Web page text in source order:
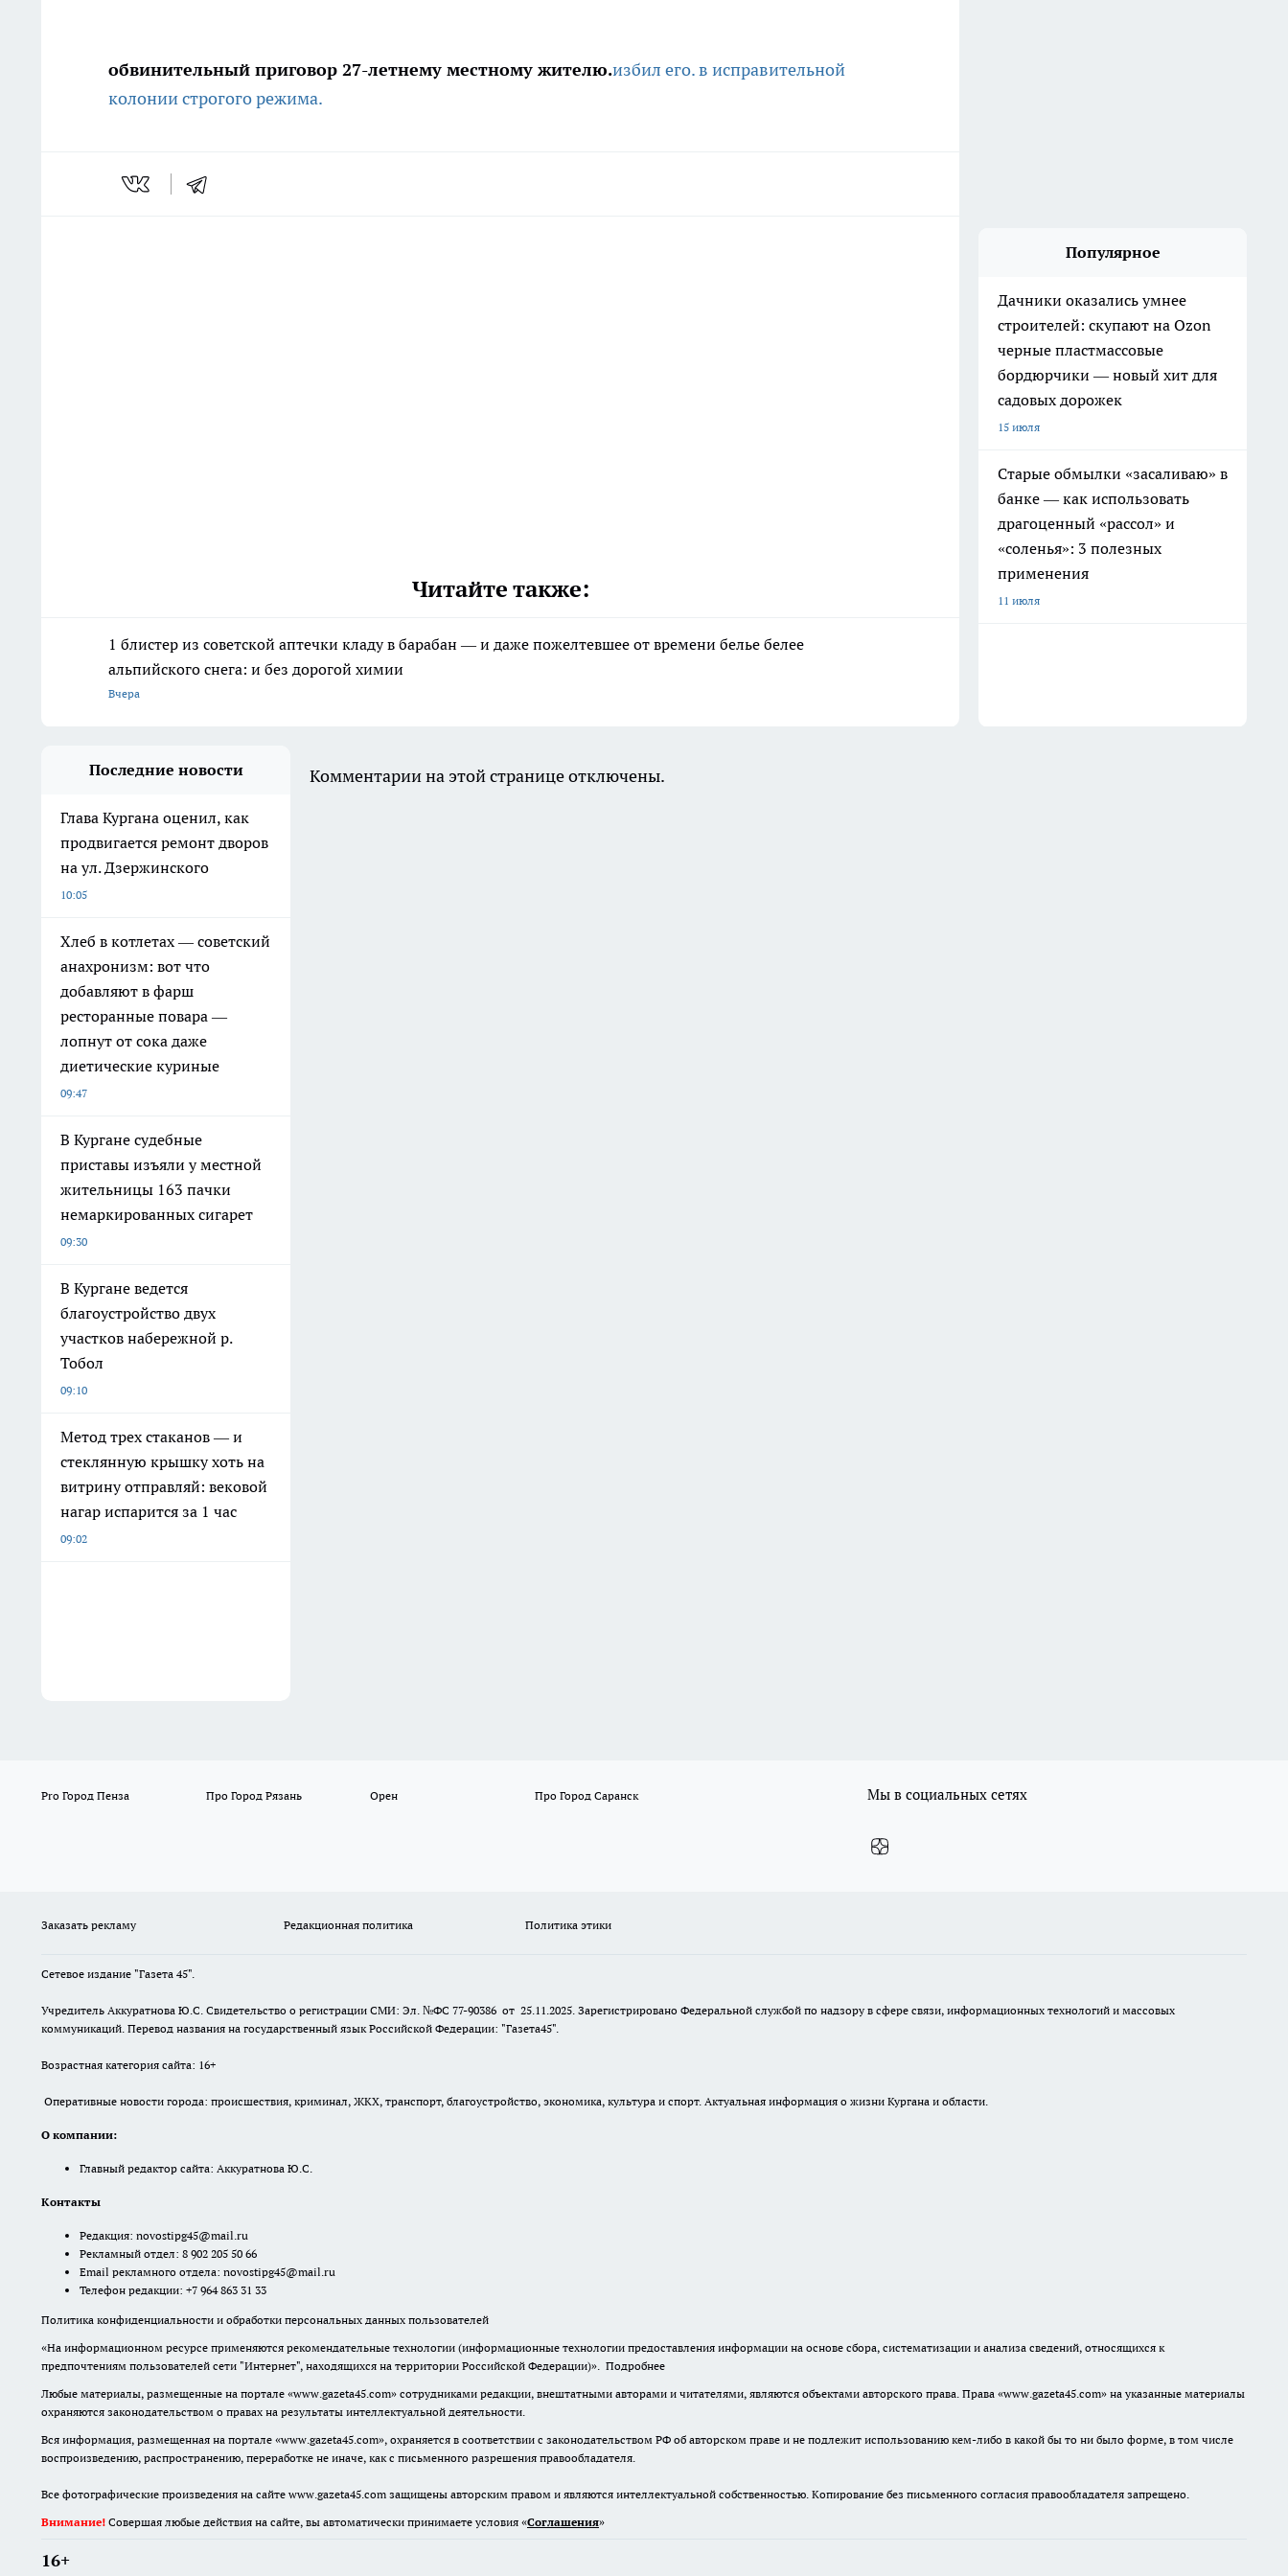
обвинительный приговор 27-летнему местному жителю.избил его.в исправительной
колонии строгого режима.
Читайте также:
1 блистер из советской аптечки кладу в барабан — и даже пожелтевшее от времени белье белее
альпийского снега: и без дорогой химии
Вчера
Популярное
Дачники оказались умнее
строителей: скупают на Ozon
черные пластмассовые
бордюрчики — новый хит для
садовых дорожек
15 июля
Старые обмылки «засаливаю» в
банке — как использовать
драгоценный «рассол» и
«соленья»: 3 полезных
применения
11 июля
Последние новости
Глава Кургана оценил, как
продвигается ремонт дворов
на ул. Дзержинского
10:05
Хлеб в котлетах — советский
анахронизм: вот что
добавляют в фарш
ресторанные повара —
лопнут от сока даже
диетические куриные
09:47
В Кургане судебные
приставы изъяли у местной
жительницы 163 пачки
немаркированных сигарет
09:30
В Кургане ведется
благоустройство двух
участков набережной р.
Тобол
09:10
Метод трех стаканов — и
стеклянную крышку хоть на
витрину отправляй: вековой
нагар испарится за 1 час
09:02
Комментарии на этой странице отключены.
Pro Город Пенза Про Город Рязань Орен Про Город Саранск Мы в социальных сетях
Заказать рекламу Редакционная политика Политика этики
Сетевое издание "Газета 45".
Учредитель Аккуратнова Ю.С. Свидетельство о регистрации СМИ: Эл. №ФС 77-90386 от 25.11.2025. Зарегистрировано Федеральной службой по надзору в сфере связи, информационных технологий и массовых
коммуникаций. Перевод названия на государственный язык Российской Федерации: "Газета45".
Возрастная категория сайта: 16+
Оперативные новости города: происшествия, криминал, ЖКХ, транспорт, благоустройство, экономика, культура и спорт. Актуальная информация о жизни Кургана и области.
О компании:
Главный редактор сайта: Аккуратнова Ю.С.
Контакты
Редакция: novostipg45@mail.ru
Рекламный отдел: 8 902 205 50 66
Email рекламного отдела: novostipg45@mail.ru
Телефон редакции: +7 964 863 31 33
Политика конфиденциальности и обработки персональных данных пользователей
«На информационном ресурсе применяются рекомендательные технологии (информационные технологии предоставления информации на основе сбора, систематизации и анализа сведений, относящихся к
предпочтениям пользователей сети "Интернет", находящихся на территории Российской Федерации)». Подробнее
Любые материалы, размещенные на портале «www.gazeta45.com» сотрудниками редакции, внештатными авторами и читателями, являются объектами авторского права. Права «www.gazeta45.com» на указанные материалы
охраняются законодательством о правах на результаты интеллектуальной деятельности.
Вся информация, размещенная на портале «www.gazeta45.com», охраняется в соответствии с законодательством РФ об авторском праве и не подлежит использованию кем-либо в какой бы то ни было форме, в том числе
воспроизведению, распространению, переработке не иначе, как с письменного разрешения правообладателя.
Все фотографические произведения на сайте www.gazeta45.com защищены авторским правом и являются интеллектуальной собственностью. Копирование без письменного согласия правообладателя запрещено.
Внимание! Совершая любые действия на сайте, вы автоматически принимаете условия «Cоглашения»
16+